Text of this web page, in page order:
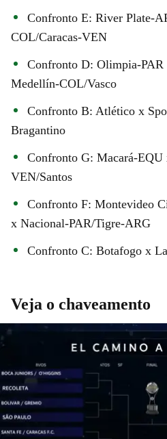
Confronto E: River Plate-
COL/Caracas-VEN
Confronto D: Olimpia-PAR
Medellín-COL/Vasco
Confronto B: Atlético x
Bragantino
Confronto G: Macará-
VEN/Santos
Confronto F: Montevideo
x Nacional-PAR/Tigre-ARG
Confronto C: Botafogo x
Veja o chaveamento